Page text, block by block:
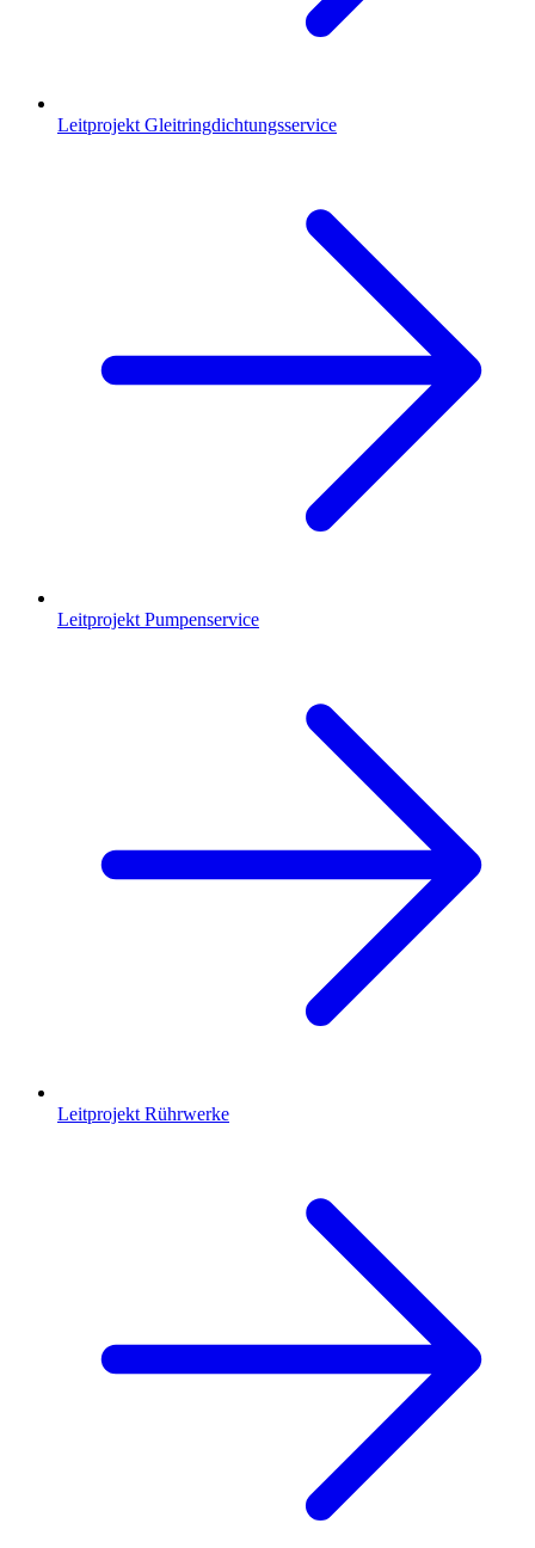
Leitprojekt Gleitringdichtungsservice
Leitprojekt Pumpenservice
Leitprojekt Rührwerke